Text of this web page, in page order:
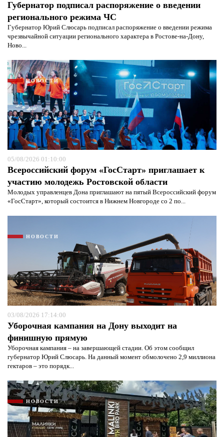
Губернатор подписал распоряжение о введении
регионального режима ЧС
Губернатор Юрий Слюсарь подписал распоряжение о введении режима
чрезвычайной ситуации регионального характера в Ростове-на-Дону,
Ново...
НОВОСТИ
05/08/2026 01:10:00
Всероссийский форум «ГосСтарт» приглашает к
участию молодежь Ростовской области
Молодых управленцев Дона приглашают на пятый Всероссийский форум
«ГосСтарт», который состоится в Нижнем Новгороде со 2 по...
НОВОСТИ
03/08/2026 17:14:00
Уборочная кампания на Дону выходит на
финишную прямую
Уборочная кампания – на завершающей стадии. Об этом сообщил
губернатор Юрий Слюсарь. На данный момент обмолочено 2,9 миллиона
гектаров – это порядк...
НОВОСТИ
Я согласен сполитикой конфиденциальности и
защиты информации*
Я согласен сполитикой конфиденциальности и
защиты информации*